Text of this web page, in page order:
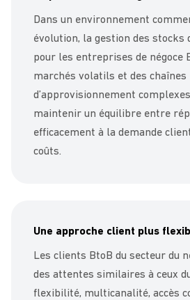
Dans un environnement
évolution, la gestion des stocks
pour les entreprises de négoce
marchés volatils et des chaînes
d’approvisionnement
maintenir un équilibre entre
efficacement à la demande
coûts.
Une approche client plus
Les clients BtoB du secteur du
des attentes similaires à ceux
flexibilité, multicanalité, accès